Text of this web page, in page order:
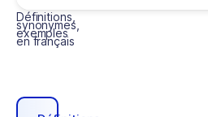
Définitions,
synonymes,
exemples
en français